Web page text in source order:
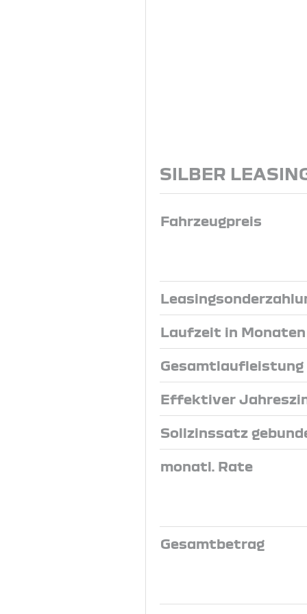
SILBER
Fahrzeugpreis
Laufzeit in Monaten
Gesamtlaufleistung
Effektiver
Sollzinssatz
monatl. Rate
Gesamtbetrag